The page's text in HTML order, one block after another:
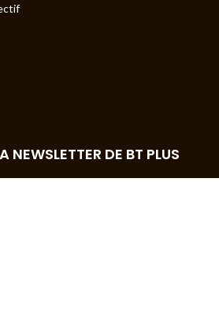
NEWSLETTER DE BT PLUS